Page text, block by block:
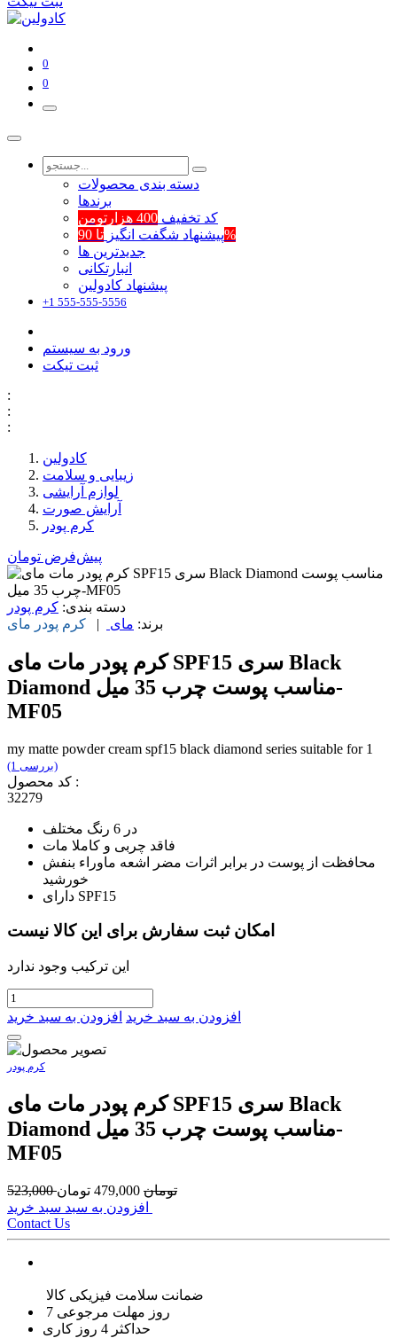
0
0
دسته بندی محصولات
برند‌ها
کد تخفیف 400 هزارتومن
پیشنهاد شگفت انگیزتا 90%
جدیدترین ها
انبارتکانی
پیشنهاد کادولین
+1 555-555-5556
ورود به سیستم
ثبت تیکت
:
:
:
کادولین
زیبایی و سلامت
لوازم آرایشی
آرایش صورت
کرم پودر
پیش‌فرض تومان
دسته بندی: کرم پودر
برند: مای | کرم پودر مای
کرم پودر مات مای SPF15 سری Black
Diamond مناسب پوست چرب 35 میل-
MF05
my matte powder cream spf15 black diamond series suitable for 1
(1 بررسی)
کد محصول :
32279
در 6 رنگ مختلف
فاقد چربی و کاملا مات
محافظت از پوست در برابر اثرات مضر اشعه ماوراء بنفش
خورشید
دارای SPF15
امکان ثبت سفارش برای این کالا نیست
این ترکیب وجود ندارد
افزودن به سبد خرید افزودن به سبد خرید
کرم پودر
کرم پودر مات مای SPF15 سری Black
Diamond مناسب پوست چرب 35 میل-
MF05
523,000 تومان 479,000 تومان
Contact Us
ضمانت سلامت فیزیکی کالا
7 روز مهلت مرجوعی
حداکثر 4 روز کاری